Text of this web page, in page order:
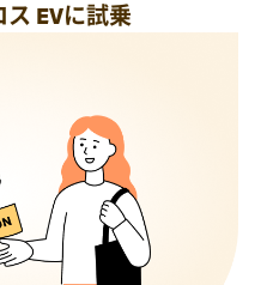
EVに試乗